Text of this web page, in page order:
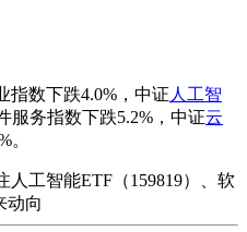
指数下跌4.0%，中证 人工智
服务指数下跌5.2%，中证云
。